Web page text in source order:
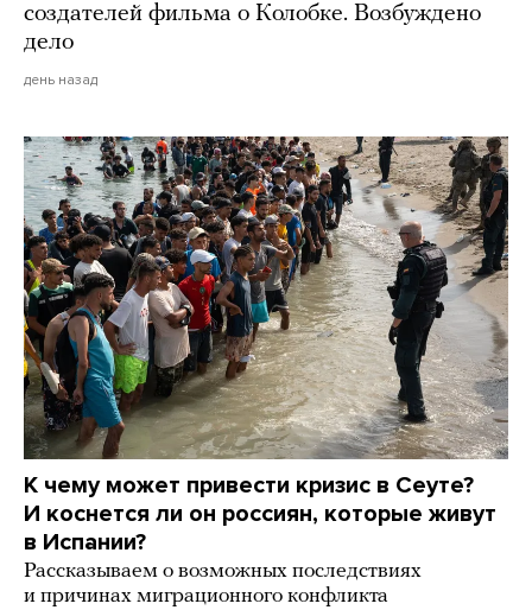
создателей фильма о Колобке. Возбуждено
дело
день назад
К чему может привести кризис в Сеуте?
И коснется ли он россиян, которые живут
в Испании?
Рассказываем о возможных последствиях
и причинах миграционного конфликта